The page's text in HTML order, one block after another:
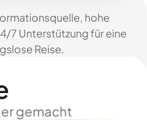
hohe
7 Unterstützung für eine
Reise.
gemacht